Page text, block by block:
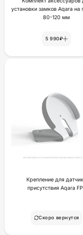
установки замков Aqara на
80-120 мм
5 990₽
Крепление для
присутствия Aqara
Скоро вернутся